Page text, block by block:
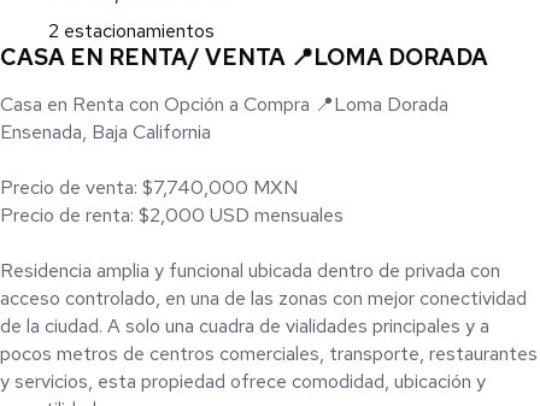
2 estacionamientos
CASA EN RENTA/ VENTA 📍LOMA DORADA
Casa en Renta con Opción a Compra 📍Loma Dorada
Ensenada, Baja California
Precio de venta: $7,740,000 MXN
Precio de renta: $2,000 USD mensuales
Residencia amplia y funcional ubicada dentro de privada con
acceso controlado, en una de las zonas con mejor conectividad
de la ciudad. A solo una cuadra de vialidades principales y a
pocos metros de centros comerciales, transporte, restaurantes
y servicios, esta propiedad ofrece comodidad, ubicación y